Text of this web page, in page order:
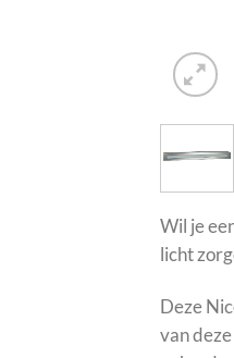
Wil je
licht
Deze
van